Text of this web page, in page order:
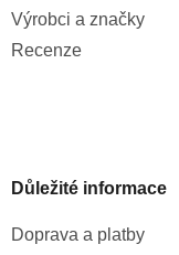
Výrobci a značky
Recenze
Důležité informace
Doprava a platby